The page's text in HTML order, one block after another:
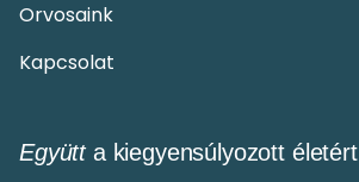
Orvosaink
Kapcsolat
Együtta kiegyensúlyozott életért